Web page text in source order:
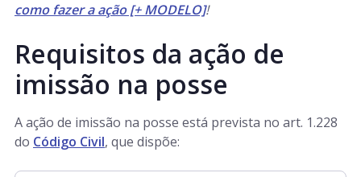
como fazer a ação [+ MODELO]!
Requisitos da ação de
imissão na posse
A ação de imissão na posse está prevista no art. 1.228
do Código Civil, que dispõe: